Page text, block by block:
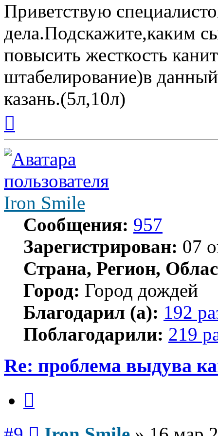
Приветствую
дела.Подскажите,каким
повысить жесткость
штабелирование)в
казань.(5л,10л)
началу
Iron Smile
Сообщения: 957
Зарегистрирован: 07
Страна, Регион,
Город: Город дождей
Благодарил (а): 192
Поблагодарили: 219
Re: проблема выдува